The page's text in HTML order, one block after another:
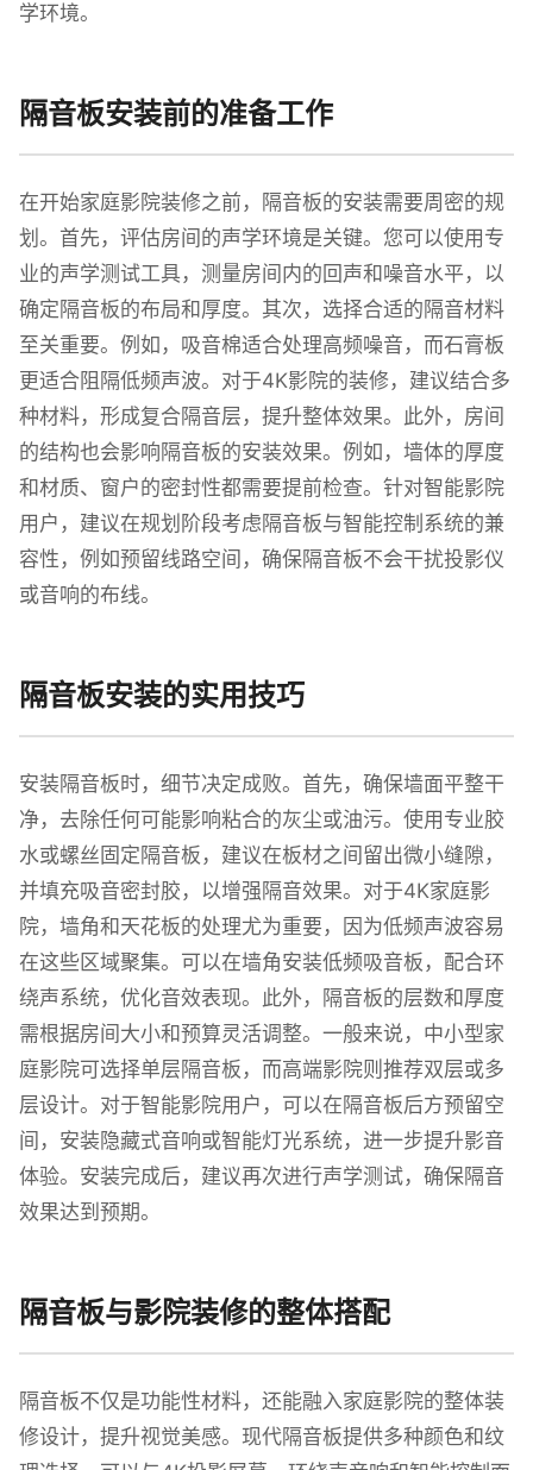
学环境。
隔音板安装前的准备工作
在开始家庭影院装修之前，隔音板的安装需要周密的规
划。首先，评估房间的声学环境是关键。您可以使用专
业的声学测试工具，测量房间内的回声和噪音水平，以
确定隔音板的布局和厚度。其次，选择合适的隔音材料
至关重要。例如，吸音棉适合处理高频噪音，而石膏板
更适合阻隔低频声波。对于4K影院的装修，建议结合多
种材料，形成复合隔音层，提升整体效果。此外，房间
的结构也会影响隔音板的安装效果。例如，墙体的厚度
和材质、窗户的密封性都需要提前检查。针对智能影院
用户，建议在规划阶段考虑隔音板与智能控制系统的兼
容性，例如预留线路空间，确保隔音板不会干扰投影仪
或音响的布线。
隔音板安装的实用技巧
安装隔音板时，细节决定成败。首先，确保墙面平整干
净，去除任何可能影响粘合的灰尘或油污。使用专业胶
水或螺丝固定隔音板，建议在板材之间留出微小缝隙，
并填充吸音密封胶，以增强隔音效果。对于4K家庭影
院，墙角和天花板的处理尤为重要，因为低频声波容易
在这些区域聚集。可以在墙角安装低频吸音板，配合环
绕声系统，优化音效表现。此外，隔音板的层数和厚度
需根据房间大小和预算灵活调整。一般来说，中小型家
庭影院可选择单层隔音板，而高端影院则推荐双层或多
层设计。对于智能影院用户，可以在隔音板后方预留空
间，安装隐藏式音响或智能灯光系统，进一步提升影音
体验。安装完成后，建议再次进行声学测试，确保隔音
效果达到预期。
隔音板与影院装修的整体搭配
隔音板不仅是功能性材料，还能融入家庭影院的整体装
修设计，提升视觉美感。现代隔音板提供多种颜色和纹